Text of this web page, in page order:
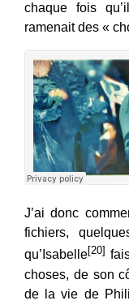
chaque fois
ramenait des «
J’ai donc
fichiers,
qu’Isabelle[20]
choses, de son
de la vie de